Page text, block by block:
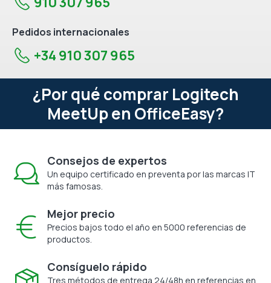
Pedidos internacionales
+34 910 307 965
¿Por qué comprar Logitech
MeetUp en OfficeEasy?
Consejos de expertos
Un equipo certificado en preventa por las marcas IT
más famosas.
Mejor precio
Precios bajos todo el año en 5000 referencias de
productos.
Consíguelo rápido
Tres métodos de entrega 24/48h en referencias en